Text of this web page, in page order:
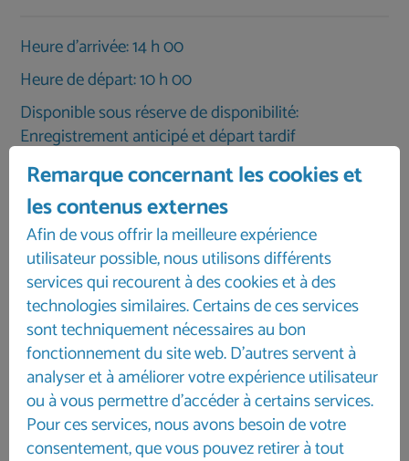
Heure d'arrivée: 14 h 00
Heure de départ: 10 h 00
Disponible sous réserve de disponibilité:
Enregistrement anticipé et départ tardif
Informations sur l'annulation et frais
d'annulation
jusqu'à 61 jours : 100,00 €
de 60 à 30 jours : 25 %
à partir du 29e jour : 50 %
à partir du 8e jour avant le départ : 100 %
Caution : 500,00 €
Remarque concernant les cookies et
les contenus externes
Afin de vous offrir la meilleure expérience
utilisateur possible, nous utilisons différents
services qui recourent à des cookies et à des
technologies similaires. Certains de ces services
sont techniquement nécessaires au bon
fonctionnement du site web. D'autres servent à
analyser et à améliorer votre expérience utilisateur
ou à vous permettre d'accéder à certains services.
Pour ces services, nous avons besoin de votre
consentement, que vous pouvez retirer à tout